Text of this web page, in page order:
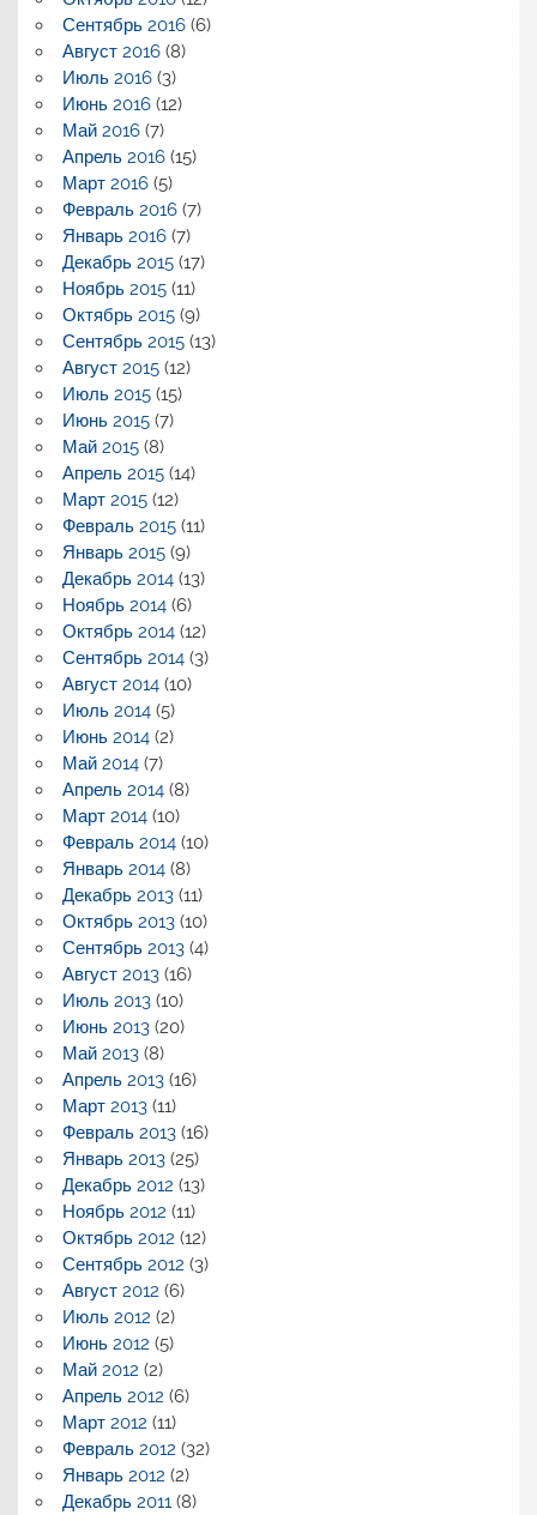
Сентябрь 2016(6)
Август 2016(8)
Июль 2016(3)
Июнь 2016(12)
Май 2016(7)
Апрель 2016(15)
Март 2016(5)
Февраль 2016(7)
Январь 2016(7)
Декабрь 2015(17)
Ноябрь 2015(11)
Октябрь 2015(9)
Сентябрь 2015(13)
Август 2015(12)
Июль 2015(15)
Июнь 2015(7)
Май 2015(8)
Апрель 2015(14)
Март 2015(12)
Февраль 2015(11)
Январь 2015(9)
Декабрь 2014(13)
Ноябрь 2014(6)
Октябрь 2014(12)
Сентябрь 2014(3)
Август 2014(10)
Июль 2014(5)
Июнь 2014(2)
Май 2014(7)
Апрель 2014(8)
Март 2014(10)
Февраль 2014(10)
Январь 2014(8)
Декабрь 2013(11)
Октябрь 2013(10)
Сентябрь 2013(4)
Август 2013(16)
Июль 2013(10)
Июнь 2013(20)
Май 2013(8)
Апрель 2013(16)
Март 2013(11)
Февраль 2013(16)
Январь 2013(25)
Декабрь 2012 (13)
Ноябрь 2012 (11)
Октябрь 2012 (12)
Сентябрь 2012 (3)
Август 2012 (6)
Июль 2012 (2)
Июнь 2012 (5)
Май 2012 (2)
Апрель 2012 (6)
Март 2012 (11)
Февраль 2012 (32)
Январь 2012 (2)
Декабрь 2011(8)